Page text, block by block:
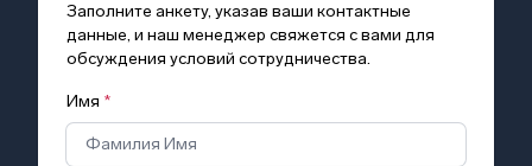
Заполните анкету, указав ваши контактные
данные, и наш менеджер свяжется с вами для
обсуждения условий сотрудничества.
Имя *